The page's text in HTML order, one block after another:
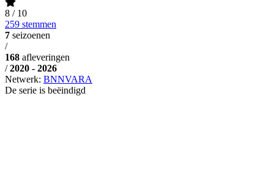
8 / 10
259 stemmen
7 seizoenen
/
168 afleveringen
/ 2020 - 2026
Netwerk: BNNVARA
De serie is beëindigd